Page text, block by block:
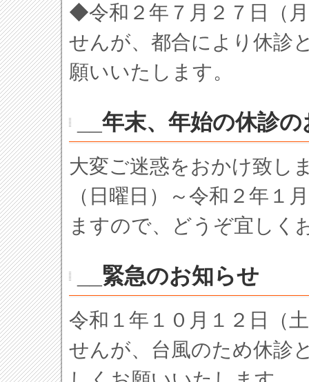
◆令和２年７月２７日（
せんが、都合により休診
願いいたします。
__年末、年始の休診
大変ご迷惑をおかけ致し
（日曜日）～令和２年１
ますので、どうぞ宜しく
__緊急のお知らせ
令和１年１０月１２日（
せんが、台風のため休診